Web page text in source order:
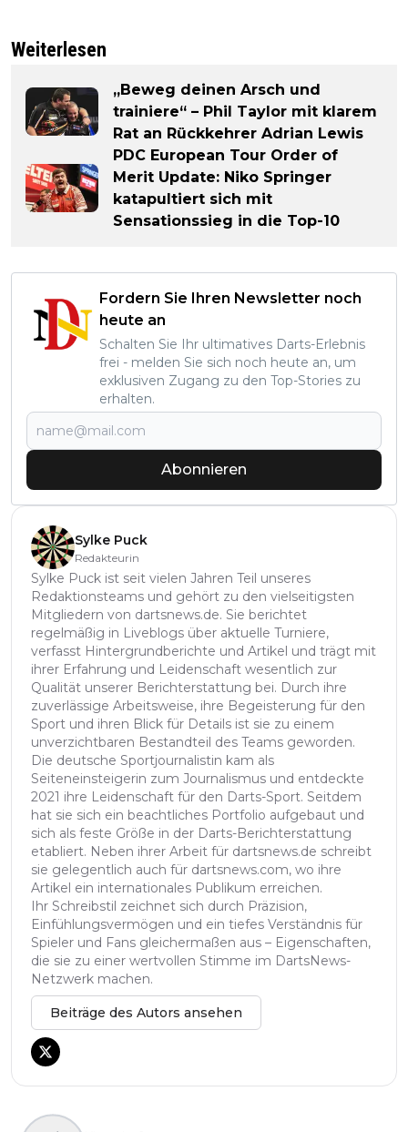
Weiterlesen
„Beweg deinen Arsch und
trainiere“ – Phil Taylor mit klarem
Rat an Rückkehrer Adrian Lewis
PDC European Tour Order of
Merit Update: Niko Springer
katapultiert sich mit
Sensationssieg in die Top-10
Fordern Sie Ihren Newsletter noch
heute an
Schalten Sie Ihr ultimatives Darts-Erlebnis
frei - melden Sie sich noch heute an, um
exklusiven Zugang zu den Top-Stories zu
erhalten.
Abonnieren
Sylke Puck
Redakteurin
Sylke Puck ist seit vielen Jahren Teil unseres
Redaktionsteams und gehört zu den vielseitigsten
Mitgliedern von dartsnews.de. Sie berichtet
regelmäßig in Liveblogs über aktuelle Turniere,
verfasst Hintergrundberichte und Artikel und trägt mit
ihrer Erfahrung und Leidenschaft wesentlich zur
Qualität unserer Berichterstattung bei. Durch ihre
zuverlässige Arbeitsweise, ihre Begeisterung für den
Sport und ihren Blick für Details ist sie zu einem
unverzichtbaren Bestandteil des Teams geworden.
Die deutsche Sportjournalistin kam als
Seiteneinsteigerin zum Journalismus und entdeckte
2021 ihre Leidenschaft für den Darts-Sport. Seitdem
hat sie sich ein beachtliches Portfolio aufgebaut und
sich als feste Größe in der Darts-Berichterstattung
etabliert. Neben ihrer Arbeit für dartsnews.de schreibt
sie gelegentlich auch für dartsnews.com, wo ihre
Artikel ein internationales Publikum erreichen.
Ihr Schreibstil zeichnet sich durch Präzision,
Einfühlungsvermögen und ein tiefes Verständnis für
Spieler und Fans gleichermaßen aus – Eigenschaften,
die sie zu einer wertvollen Stimme im DartsNews-
Netzwerk machen.
Beiträge des Autors ansehen